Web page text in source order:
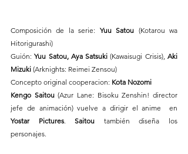
Composición de la serie: Yuu Satou (Kotarou wa
Hitorigurashi)
Guión: Yuu Satou, Aya Satsuki (Kawaisugi Crisis), Aki
Mizuki (Arknights: Reimei Zensou)
Concepto original cooperacion: Kota Nozomi
Kengo Saitou (Azur Lane: Bisoku Zenshin! director
Yostar Pictures. Saitou también diseña los
personajes.